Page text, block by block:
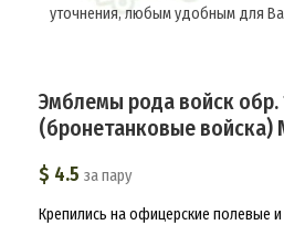
уточнения, любым удобным для
Эмблемы рода войск обр.
(бронетанковые войска)
$ 4.5 за пару
Крепились на офицерские полевые